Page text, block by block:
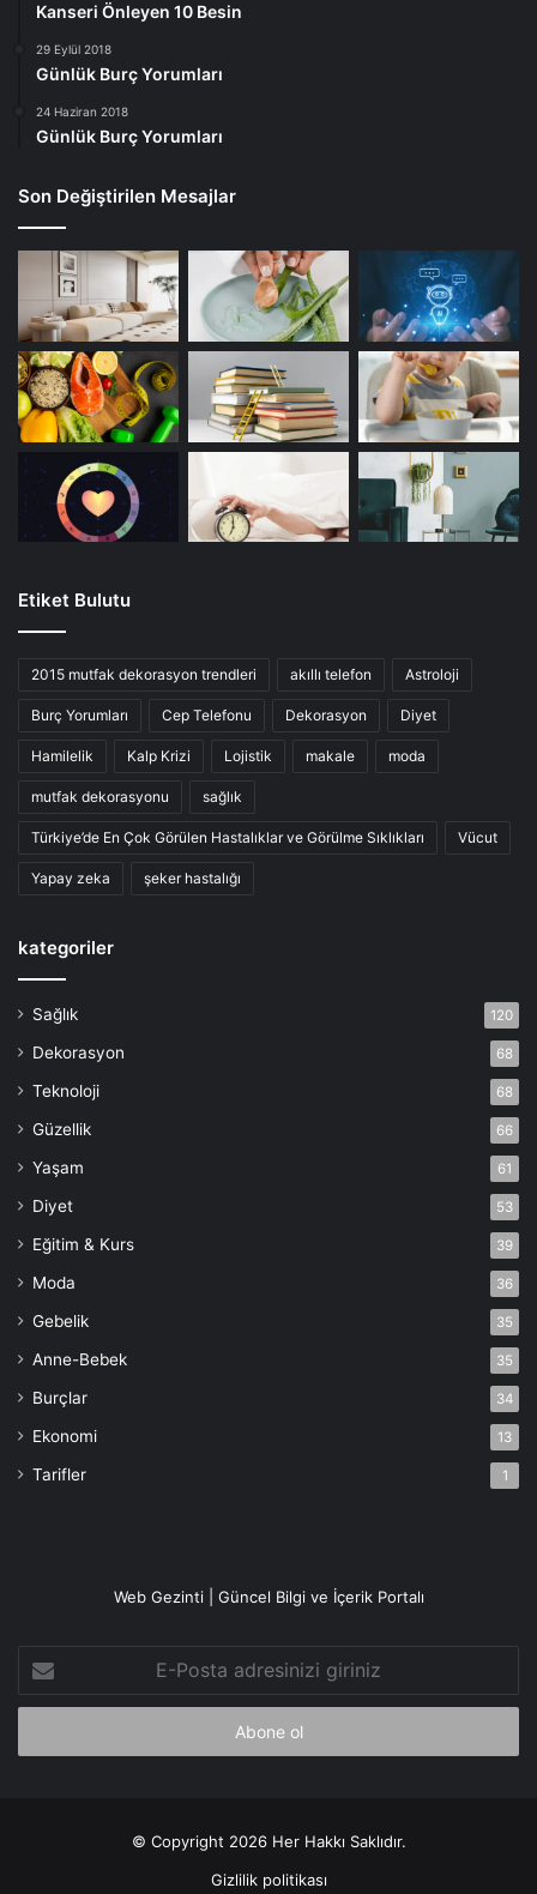
Kanseri Önleyen 10 Besin
29 Eylül 2018
Günlük Burç Yorumları
24 Haziran 2018
Günlük Burç Yorumları
Son Değiştirilen Mesajlar
Etiket Bulutu
2015 mutfak dekorasyon trendleri akıllı telefon Astroloji
Burç Yorumları Cep Telefonu Dekorasyon Diyet
Hamilelik Kalp Krizi Lojistik makale moda
mutfak dekorasyonu sağlık
Türkiye’de En Çok Görülen Hastalıklar ve Görülme Sıklıkları Vücut
Yapay zeka şeker hastalığı
kategoriler
Sağlık 120
Dekorasyon 68
Teknoloji 68
Güzellik 66
Yaşam 61
Diyet 53
Eğitim & Kurs 39
Moda 36
Gebelik 35
Anne-Bebek 35
Burçlar 34
Ekonomi 13
Tarifler 1
Web Gezinti | Güncel Bilgi ve İçerik Portalı
Posta
adresinizi
© Copyright 2026 Her Hakkı Saklıdır.
Gizlilik politikası